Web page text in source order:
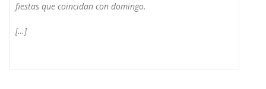
fiestas que coincidan con domingo.
[…]